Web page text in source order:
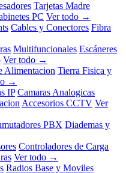
Tarjetas Madre
PC Ver todo →
Cables y Conectores Fibra
Multifuncionales Escáneres
Ver todo →
Alimentacion Tierra Fisica y
→
IP Camaras Analogicas
Accesorios CCTV Ver
PBX Diademas y
Controladores de Carga
Ver todo →
Radios Base y Moviles